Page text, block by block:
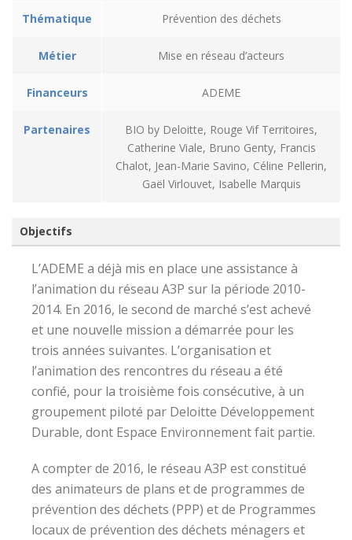
Thématique Prévention des déchets
Métier Mise en réseau d’acteurs
Financeurs ADEME
Partenaires
BIO by Deloitte, Rouge Vif Territoires,
Catherine Viale, Bruno Genty, Francis
Chalot, Jean-Marie Savino, Céline Pellerin,
Gaël Virlouvet, Isabelle Marquis
Objectifs
L’ADEME a déjà mis en place une assistance à
l’animation du réseau A3P sur la période 2010-
2014. En 2016, le second de marché s’est achevé
et une nouvelle mission a démarrée pour les
trois années suivantes. L’organisation et
l’animation des rencontres du réseau a été
confié, pour la troisième fois consécutive, à un
groupement piloté par Deloitte Développement
Durable, dont Espace Environnement fait partie.
A compter de 2016, le réseau A3P est constitué
des animateurs de plans et de programmes de
prévention des déchets (PPP) et de Programmes
locaux de prévention des déchets ménagers et